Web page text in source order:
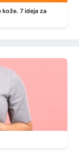
7 ideja za